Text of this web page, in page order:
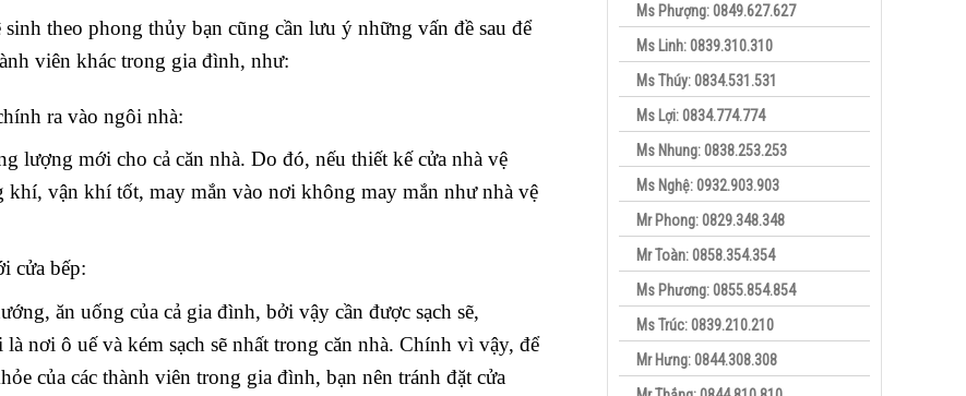
theo phong thủy bạn cũng cần lưu ý những vấn đề sau để
viên khác trong gia đình, như:
ra vào ngôi nhà:
lượng mới cho cả căn nhà. Do đó, nếu thiết kế cửa nhà vệ
vận khí tốt, may mắn vào nơi không may mắn như nhà vệ
cửa bếp:
ăn uống của cả gia đình, bởi vậy cần được sạch sẽ,
nơi ô uế và kém sạch sẽ nhất trong căn nhà. Chính vì vậy, để
của các thành viên trong gia đình, bạn nên tránh đặt cửa
Ms Phượng: 0849.627.627
Ms Linh: 0839.310.310
Ms Thúy: 0834.531.531
Ms Lợi: 0834.774.774
Ms Nhung: 0838.253.253
Ms Nghệ: 0932.903.903
Mr Phong: 0829.348.348
Mr Toàn: 0858.354.354
Ms Phương: 0855.854.854
Ms Trúc: 0839.210.210
Mr Hưng: 0844.308.308